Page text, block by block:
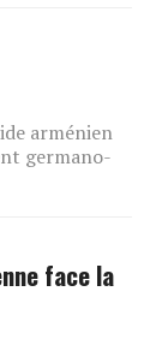
arménien
germano-
face la